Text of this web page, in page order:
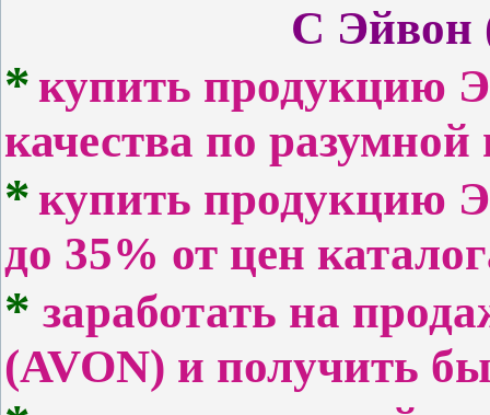
С Эйвон
* купить продукцию
качества по разумной
* купить продукцию
до 35% от цен
* заработать на
(AVON) и получить